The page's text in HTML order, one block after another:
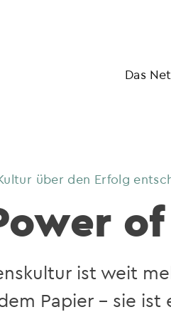
Das
über den Erfolg
ist weit
Papier – sie ist